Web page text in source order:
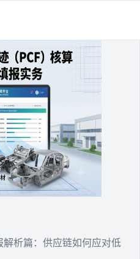
解析篇：供应链如何应对低